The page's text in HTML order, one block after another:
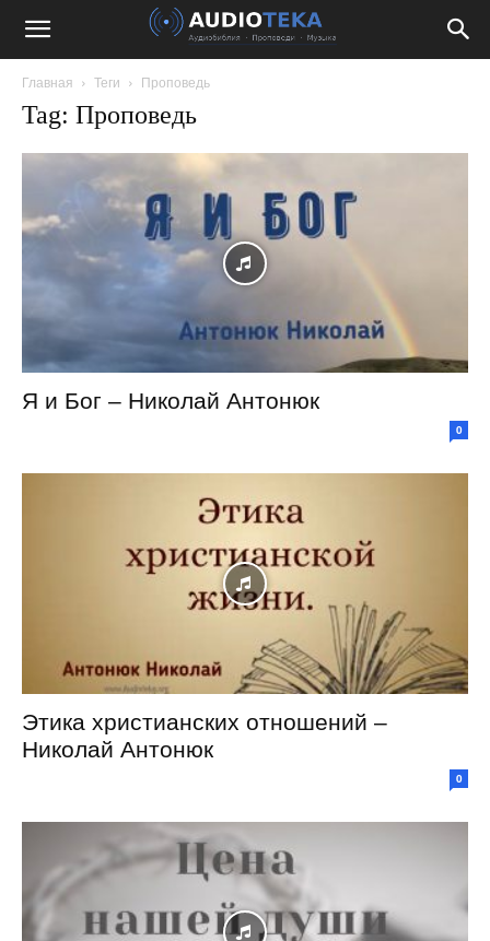
Главная Теги Проповедь
Tag: Проповедь
Я и Бог – Николай Антонюк
0
Этика христианских отношений –
Николай Антонюк
0